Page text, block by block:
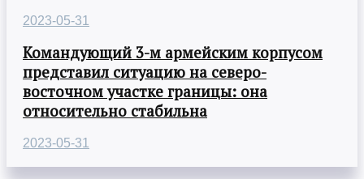
2023-05-31
Командующий 3-м армейским корпусом
представил ситуацию на северо-
восточном участке границы: она
относительно стабильна
2023-05-31